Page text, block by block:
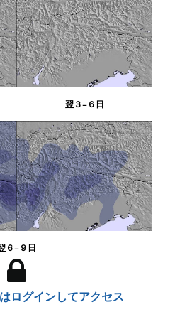
翌３−６日
６−９日
ログインしてアクセス